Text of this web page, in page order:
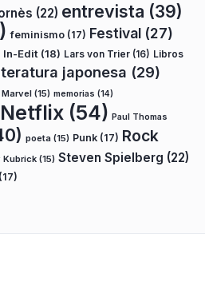
(22) entrevista (39)
feminismo (17) Festival (27)
In-Edit (18) Lars von Trier (16) Libros
japonesa (29)
Marvel (15) memorias (14)
Netflix (54) Paul Thomas
poeta (15) Punk (17) Rock
Kubrick (15) Steven Spielberg (22)
(17)